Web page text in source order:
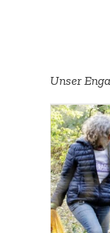
Unser